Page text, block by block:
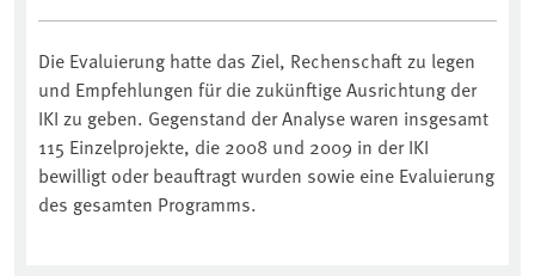
Die Evaluierung hatte das Ziel, Rechenschaft zu legen
und Empfehlungen für die zukünftige Ausrichtung der
IKI zu geben. Gegenstand der Analyse waren insgesamt
115 Einzelprojekte, die 2008 und 2009 in der IKI
bewilligt oder beauftragt wurden sowie eine Evaluierung
des gesamten Programms.